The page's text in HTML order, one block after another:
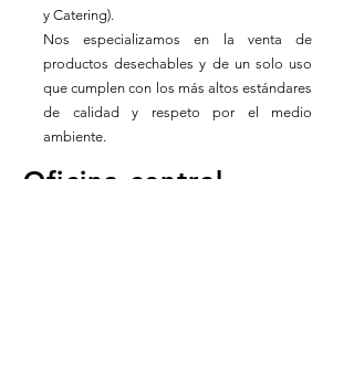
y Catering).
Nos especializamos en la venta de
productos desechables y de un solo uso
que cumplen con los más altos estándares
de calidad y respeto por el medio
ambiente.
Oficina central